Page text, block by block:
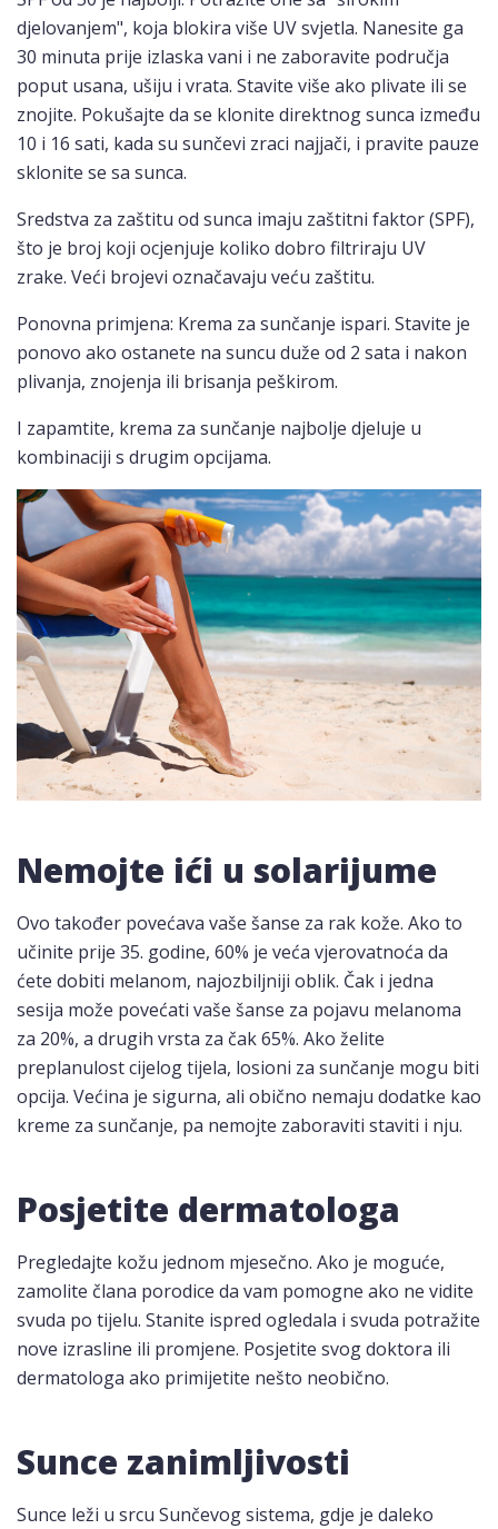
djelovanjem", koja blokira više UV svjetla. Nanesite ga
30 minuta prije izlaska vani i ne zaboravite područja
poput usana, ušiju i vrata. Stavite više ako plivate ili se
znojite. Pokušajte da se klonite direktnog sunca između
10 i 16 sati, kada su sunčevi zraci najjači, i pravite pauze
sklonite se sa sunca.
Sredstva za zaštitu od sunca imaju zaštitni faktor (SPF),
što je broj koji ocjenjuje koliko dobro filtriraju UV
zrake. Veći brojevi označavaju veću zaštitu.
Ponovna primjena: Krema za sunčanje ispari. Stavite je
ponovo ako ostanete na suncu duže od 2 sata i nakon
plivanja, znojenja ili brisanja peškirom.
I zapamtite, krema za sunčanje najbolje djeluje u
kombinaciji s drugim opcijama.
Nemojte ići u solarijume
Ovo također povećava vaše šanse za rak kože. Ako to
učinite prije 35. godine, 60% je veća vjerovatnoća da
ćete dobiti melanom, najozbiljniji oblik. Čak i jedna
sesija može povećati vaše šanse za pojavu melanoma
za 20%, a drugih vrsta za čak 65%. Ako želite
preplanulost cijelog tijela, losioni za sunčanje mogu biti
opcija. Većina je sigurna, ali obično nemaju dodatke kao
kreme za sunčanje, pa nemojte zaboraviti staviti i nju.
Posjetite dermatologa
Pregledajte kožu jednom mjesečno. Ako je moguće,
zamolite člana porodice da vam pomogne ako ne vidite
svuda po tijelu. Stanite ispred ogledala i svuda potražite
nove izrasline ili promjene. Posjetite svog doktora ili
dermatologa ako primijetite nešto neobično.
Sunce zanimljivosti
Sunce leži u srcu Sunčevog sistema, gdje je daleko